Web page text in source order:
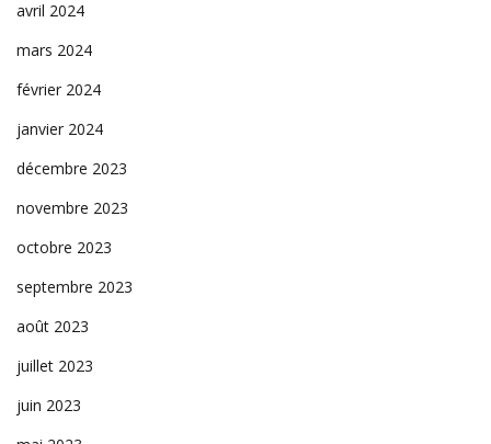
avril 2024
mars 2024
février 2024
janvier 2024
décembre 2023
novembre 2023
octobre 2023
septembre 2023
août 2023
juillet 2023
juin 2023